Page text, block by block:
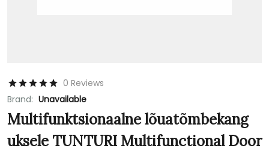
0 Reviews
Brand: Unavailable
Multifunktsionaalne lõuatõmbekang
uksele TUNTURI Multifunctional Door